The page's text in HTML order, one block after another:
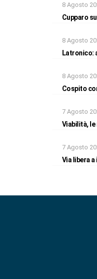
8 Agosto
Cupparo
8 Agosto
Latronico:
8 Agosto
Cospito
7 Agosto
Viabilità,
7 Agosto
Via libera